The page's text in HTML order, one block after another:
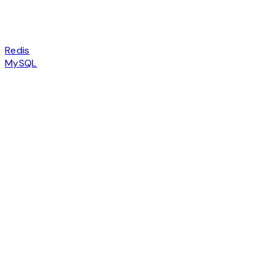
Redis
MySQL